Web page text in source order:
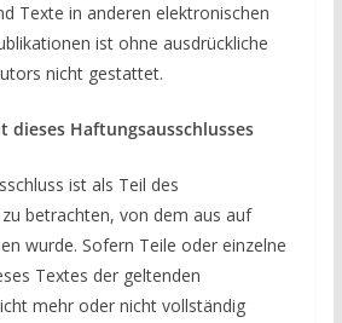
Texte in anderen elektronischen
ist ohne ausdrückliche
nicht gestattet.
dieses Haftungsausschlusses
ist als Teil des
betrachten, von dem aus auf
wurde. Sofern Teile oder einzelne
Textes der geltenden
mehr oder nicht vollständig